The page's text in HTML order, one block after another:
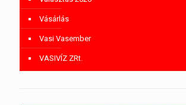
Vásárlás
Vasi Vasember
VASIVÍZ ZRt.